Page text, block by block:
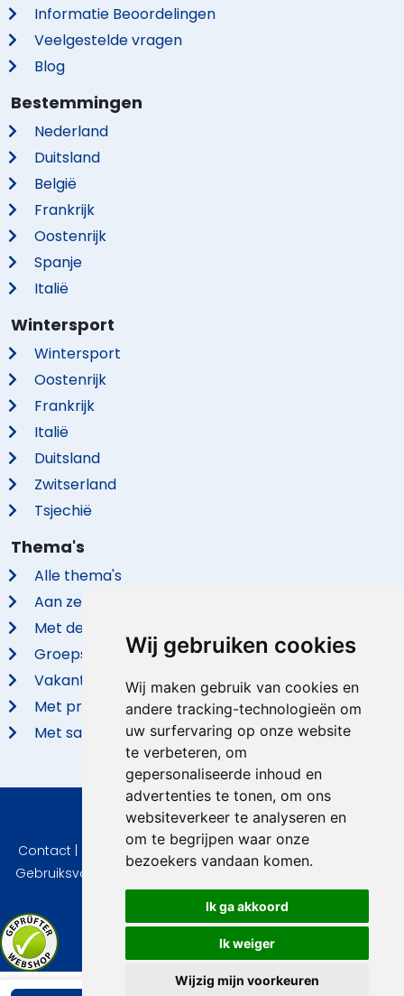
Wij gebruiken cookies
Wij maken gebruik van cookies en
andere tracking-technologieën om
uw surfervaring op onze website
te verbeteren, om
gepersonaliseerde inhoud en
advertenties te tonen, om ons
websiteverkeer te analyseren en
om te begrijpen waar onze
bezoekers vandaan komen.
Ik ga akkoord
Ik weiger
Wijzig mijn voorkeuren
Informatie Beoordelingen
Veelgestelde vragen
Blog
Bestemmingen
Nederland
Duitsland
België
Frankrijk
Oostenrijk
Spanje
Italië
Wintersport
Wintersport
Oostenrijk
Frankrijk
Italië
Duitsland
Zwitserland
Tsjechië
Thema's
Alle thema's
Aan zee
Met de hond
Groepsaccommodaties
Vakantieparken
Met privé zwembad
Met sauna
© 2026 VidaVilla.com
Contact Privacy| Cookie instellingen | Herroepingsrecht
Gebruiksvoorwaarden